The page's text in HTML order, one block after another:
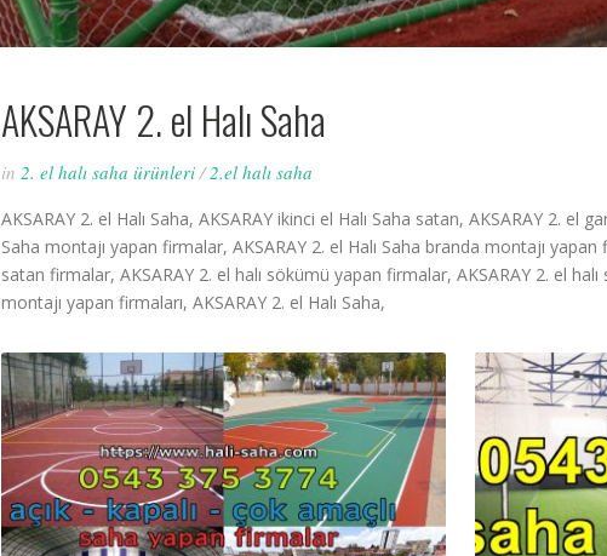
AKSARAY 2. el Halı Saha
in 2. el halı saha ürünleri/2.el halı saha
AKSARAY 2. el Halı Saha, AKSARAY ikinci el Halı Saha satan, AKSARAY 2. el
Saha montajı yapan firmalar, AKSARAY 2. el Halı Saha branda montajı yapan
satan firmalar, AKSARAY 2. el halı sökümü yapan firmalar, AKSARAY 2. el halı
montajı yapan firmaları, AKSARAY 2. el Halı Saha,